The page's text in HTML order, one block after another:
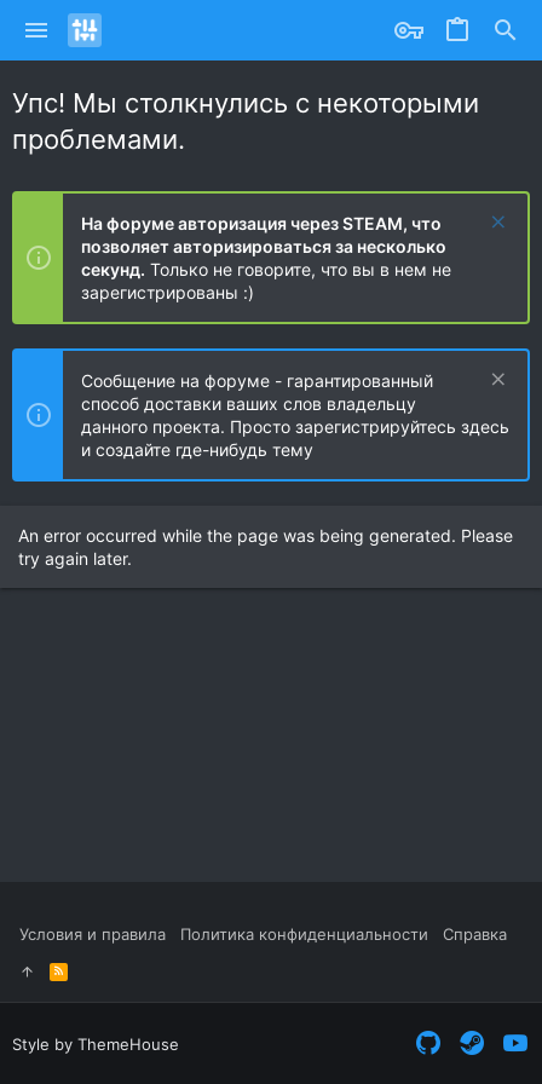
Упс! Мы столкнулись с некоторыми
проблемами.
На форуме авторизация через STEAM, что
позволяет авторизироваться за несколько
секунд. Только не говорите, что вы в нем не
зарегистрированы :)
Сообщение на форуме - гарантированный
способ доставки ваших слов владельцу
данного проекта. Просто зарегистрируйтесь здесь
и создайте где-нибудь тему
An error occurred while the page was being generated. Please
try again later.
Условия и правила Политика конфиденциальности Справка
R
S
S
Style by ThemeHouse